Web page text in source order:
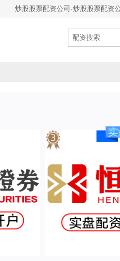
炒股股票配资公司-炒股股票配资